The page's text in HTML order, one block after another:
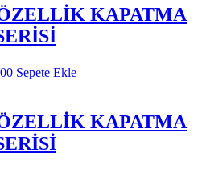
₺2.500,00.KAPATMA
Şu
andaki
₺400,00.
Sepete Ekle
KAPATMA